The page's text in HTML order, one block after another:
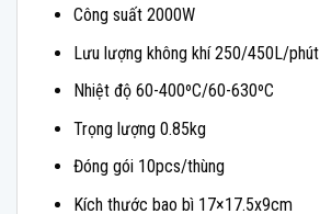
Công suất 2000W
Lưu lượng không khí 250/450L/phút
Nhiệt độ 60-400ºC/60-630ºC
Trọng lượng 0.85kg
Đóng gói 10pcs/thùng
Kích thước bao bì 17×17.5x9cm